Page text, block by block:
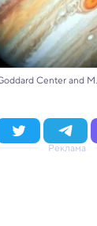
Center and
Реклама